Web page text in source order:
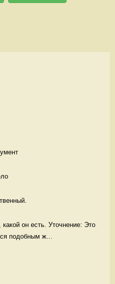
он есть. Уточнение: Это
подобным ж...